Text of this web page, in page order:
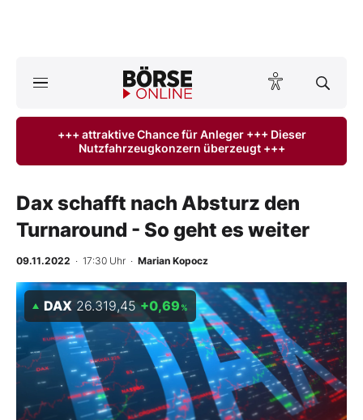
Anlageprodukte
Finanz-Check
Abo & Shop
Experten
Mein B:O
Mein Konto
+++ attraktive Chance für Anleger +++ Dieser
Nutzfahrzeugkonzern überzeugt +++
Dax schafft nach Absturz den
Turnaround - So geht es weiter
09.11.2022 · 17:30 Uhr · Marian Kopocz
DAX 26.319,45 +0,69 %